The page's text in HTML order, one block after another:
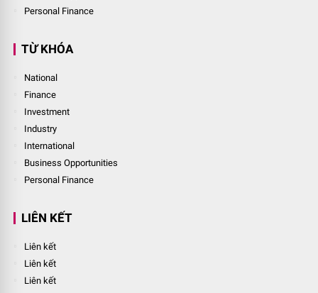
Personal Finance
TỪ KHÓA
National
Finance
Investment
Industry
International
Business Opportunities
Personal Finance
LIÊN KẾT
Liên kết
Liên kết
Liên kết